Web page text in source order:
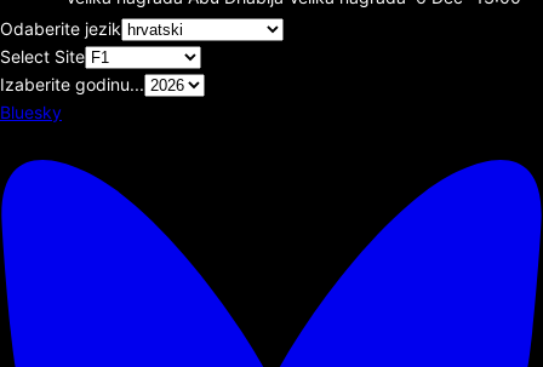
Odaberite jezik
Select Site
Izaberite godinu...
Bluesky